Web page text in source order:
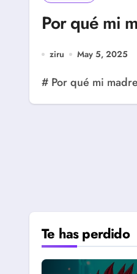
Por qué mi
ziru May 5, 2025
# Por qué mi
Te has perdido